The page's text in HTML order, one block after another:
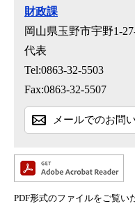
財政課
岡山県玉野市宇野1-
代表
Tel:0863-32-5503
Fax:0863-32-5507
メールでのお問
PDF形式のファイルをご覧い